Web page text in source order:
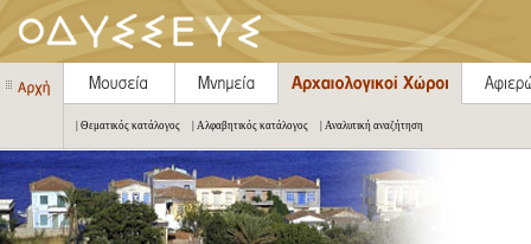
| Θεματικός κατάλογος | Αλφαβητικός κατάλογος | Αναλυτική αναζήτηση